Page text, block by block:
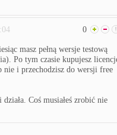
0
masz pełną wersje testową
Po tym czasie kupujesz
nie i przechodzisz do wersji free
Coś musiałeś zrobić nie